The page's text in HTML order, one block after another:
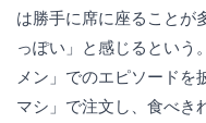
は勝手に席に座ることが
っぽい」と感じるという
メン」でのエピソード
マシ」で注文し、食べき